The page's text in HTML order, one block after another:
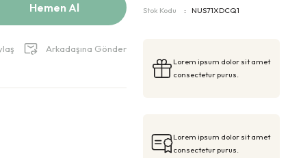
Hemen Al
Arkadaşına Gönder
Stok Kodu NUS71XDCQ1
Lorem ipsum dolor sit amet
consectetur purus.
Lorem ipsum dolor sit amet
consectetur purus.